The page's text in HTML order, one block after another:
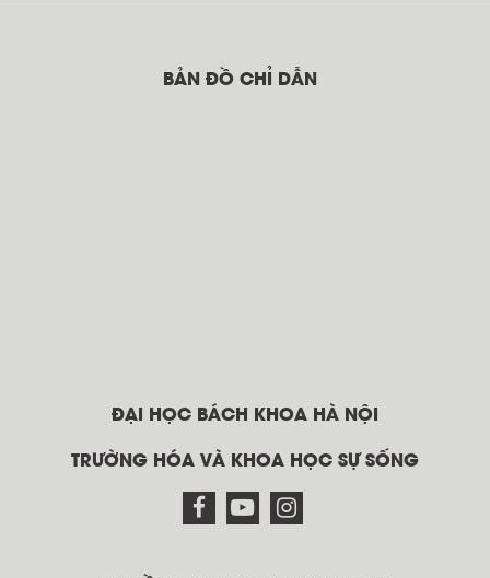
BẢN ĐỒ CHỈ DẪN
ĐẠI HỌC BÁCH KHOA HÀ NỘI
TRƯỜNG HÓA VÀ KHOA HỌC SỰ SỐNG